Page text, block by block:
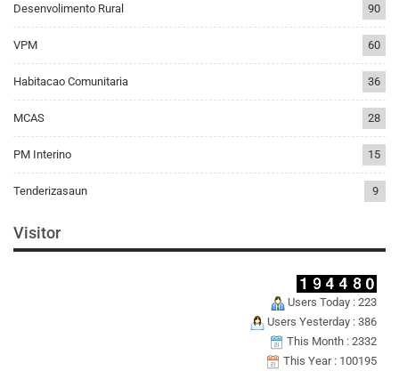
Desenvolimento Rural 90
VPM 60
Habitacao Comunitaria 36
MCAS 28
PM Interino 15
Tenderizasaun 9
Visitor
Users Today : 223
Users Yesterday : 386
This Month : 2332
This Year : 100195